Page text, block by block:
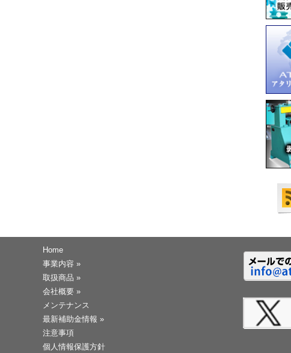
Home
事業内容 »
取扱商品 »
会社概要 »
メンテナンス
最新補助金情報 »
注意事項
個人情報保護方針